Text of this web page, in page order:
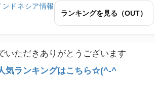
ランキングを見る（OUT）
いただきありがとうございます
気ランキングはこちら☆(^-^